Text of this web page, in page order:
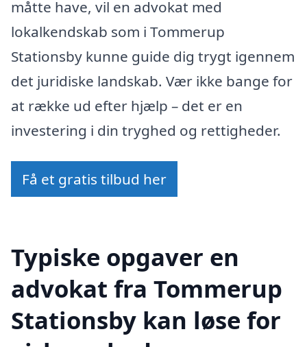
måtte have, vil en advokat med
lokalkendskab som i Tommerup
Stationsby kunne guide dig trygt igennem
det juridiske landskab. Vær ikke bange for
at række ud efter hjælp – det er en
investering i din tryghed og rettigheder.
Få et gratis tilbud her
Typiske opgaver en
advokat fra Tommerup
Stationsby kan løse for